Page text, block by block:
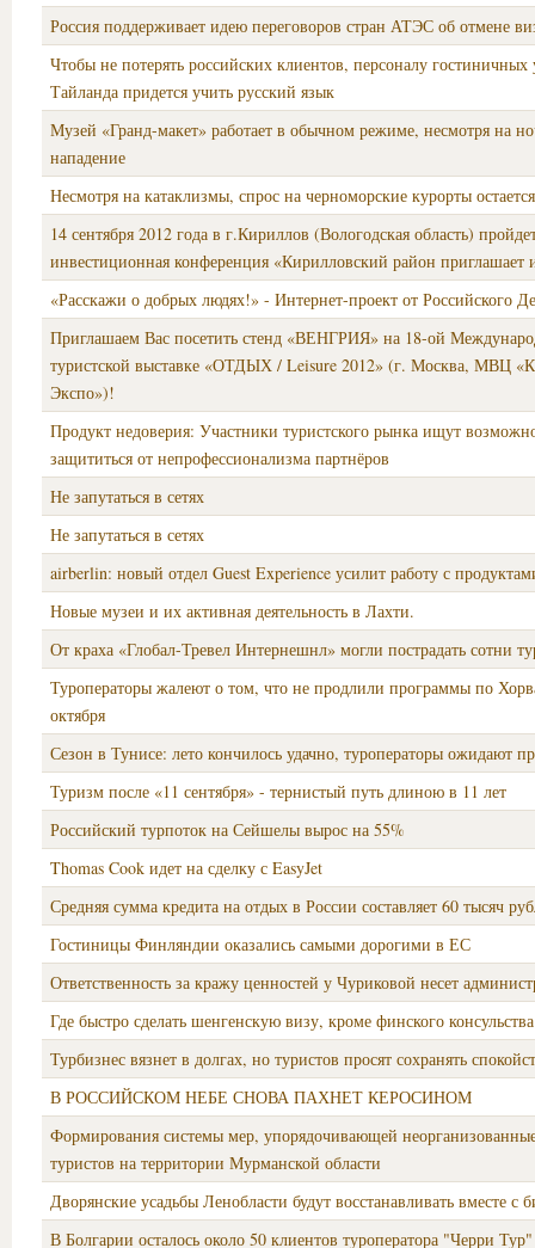
Россия поддерживает идею переговоров стран АТЭС об отмене
Чтобы не потерять российских клиентов, персоналу
Тайланда придется учить русский язык
Музей «Гранд-макет» работает в обычном режиме, несмотря на
нападение
Несмотря на катаклизмы, спрос на черноморские курорты
14 сентября 2012 года в г.Кириллов (Вологодская область)
инвестиционная конференция «Кирилловский район приглашает
«Расскажи о добрых людях!» - Интернет-проект от Российского
Приглашаем Вас посетить стенд «ВЕНГРИЯ» на 18-ой
туристской выставке «ОТДЫХ / Leisure 2012» (г. Москва, МВЦ
Экспо»)!
Продукт недоверия: Участники туристского рынка ищут
защититься от непрофессионализма партнёров
Не запутаться в сетях
Не запутаться в сетях
airberlin: новый отдел Guest Experience усилит работу с
Новые музеи и их активная деятельность в Лахти.
От краха «Глобал-Тревел Интернешнл» могли пострадать сотни
Туроператоры жалеют о том, что не продлили программы по
октября
Сезон в Тунисе: лето кончилось удачно, туроператоры ожидают
Туризм после «11 сентября» - тернистый путь длиною в 11 лет
Российский турпоток на Сейшелы вырос на 55%
Thomas Cook идет на сделку с EasyJet
Средняя сумма кредита на отдых в России составляет 60 тысяч
Гостиницы Финляндии оказались самыми дорогими в ЕС
Ответственность за кражу ценностей у Чуриковой несет
Где быстро сделать шенгенскую визу, кроме финского консульства
Турбизнес вязнет в долгах, но туристов просят сохранять
В РОССИЙСКОМ НЕБЕ СНОВА ПАХНЕТ КЕРОСИНОМ
Формирования системы мер, упорядочивающей
туристов на территории Мурманской области
Дворянские усадьбы Ленобласти будут восстанавливать вместе с
В Болгарии осталось около 50 клиентов туроператора "Черри Тур"